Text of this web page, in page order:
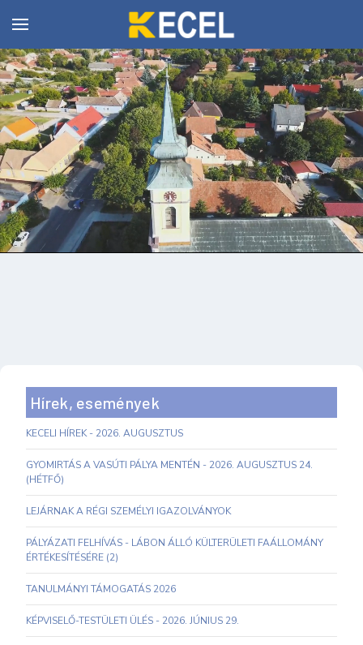
Hírek, események
KECELI HÍREK - 2026. AUGUSZTUS
GYOMIRTÁS A VASÚTI PÁLYA MENTÉN - 2026. AUGUSZTUS 24.
(HÉTFŐ)
LEJÁRNAK A RÉGI SZEMÉLYI IGAZOLVÁNYOK
PÁLYÁZATI FELHÍVÁS - LÁBON ÁLLÓ KÜLTERÜLETI FAÁLLOMÁNY
ÉRTÉKESÍTÉSÉRE (2)
TANULMÁNYI TÁMOGATÁS 2026
KÉPVISELŐ-TESTÜLETI ÜLÉS - 2026. JÚNIUS 29.